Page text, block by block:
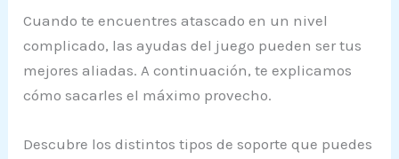
Cuando te encuentres atascado en un nivel
complicado, las ayudas del juego pueden ser tus
mejores aliadas. A continuación, te explicamos
cómo sacarles el máximo provecho.
Descubre los distintos tipos de soporte que puedes